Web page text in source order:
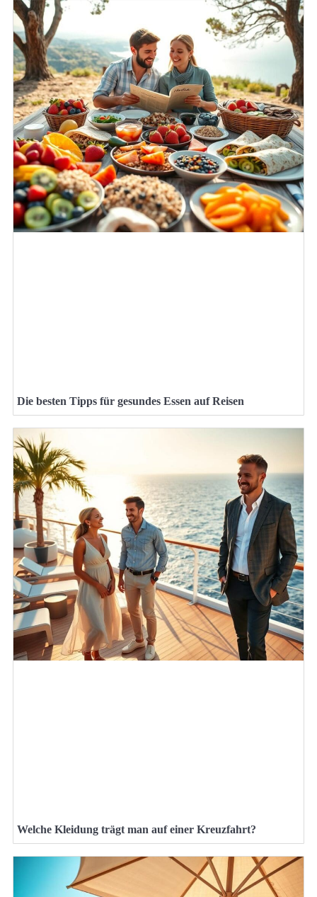
Die besten Tipps für gesundes Essen auf Reisen
Welche Kleidung trägt man auf einer Kreuzfahrt?